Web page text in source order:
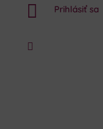
 Prihlásiť sa